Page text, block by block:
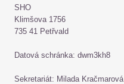
SHO
Klimšova 1756
735 41 Petřvald
Datová schránka: dwm3kh8
Sekretariát: Milada Kračmarová